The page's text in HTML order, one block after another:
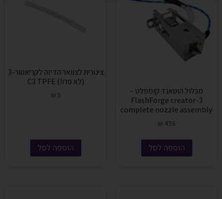
מכלול הוטאנד קומפלט –
FlashForge creator-3
complete nozzle assembly
₪ 455
הוספה לסל
צינורית לצוואר הדיזה לקריאטור-3
(לא פרו!) C3 TPFE
₪ 5
הוספה לסל